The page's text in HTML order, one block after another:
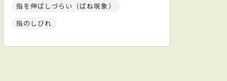
指を伸ばしづらい（ばね現象）
指のしびれ